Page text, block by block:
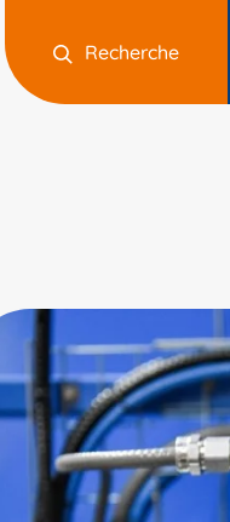
Recherche